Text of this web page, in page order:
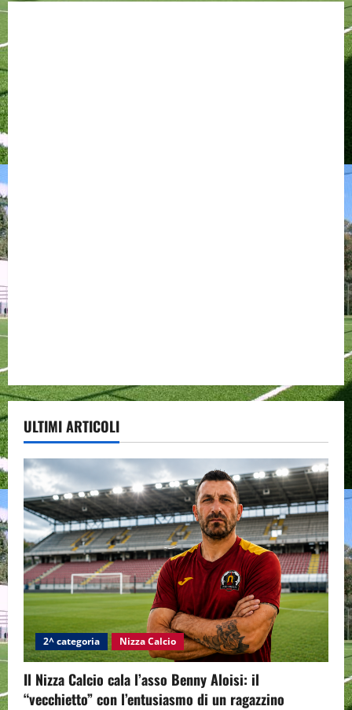
ULTIMI ARTICOLI
2^ categoria Nizza Calcio
Il Nizza Calcio cala l’asso Benny Aloisi: il
“vecchietto” con l’entusiasmo di un ragazzino